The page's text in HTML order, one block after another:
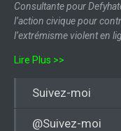
Consultante pour
l’action civique pour
l’extrémisme violent en
Lire Plus >>
Suivez-moi
@Suivez-moi